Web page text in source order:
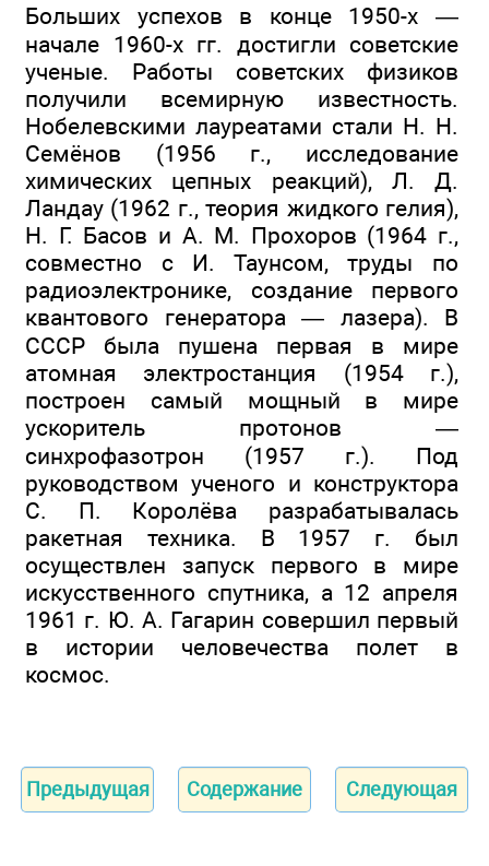
Больших успехов в конце 1950-х —
начале 1960-х гг. достигли советские
ученые. Работы советских физиков
получили всемирную известность.
Нобелевскими лауреатами стали Н. Н.
Семёнов (1956 г., исследование
химических цепных реакций), Л. Д.
Ландау (1962 г., теория жидкого гелия),
Н. Г. Басов и А. М. Прохоров (1964 г.,
совместно с И. Таунсом, труды по
радиоэлектронике, создание первого
квантового генератора — лазера). В
СССР была пушена первая в мире
атомная электростанция (1954 г.),
построен самый мощный в мире
ускоритель протонов —
синхрофазотрон (1957 г.). Под
руководством ученого и конструктора
С. П. Королёва разрабатывалась
ракетная техника. В 1957 г. был
осуществлен запуск первого в мире
искусственного спутника, а 12 апреля
1961 г. Ю. А. Гагарин совершил первый
в истории человечества полет в
космос.
Предыдущая Содержание Следующая